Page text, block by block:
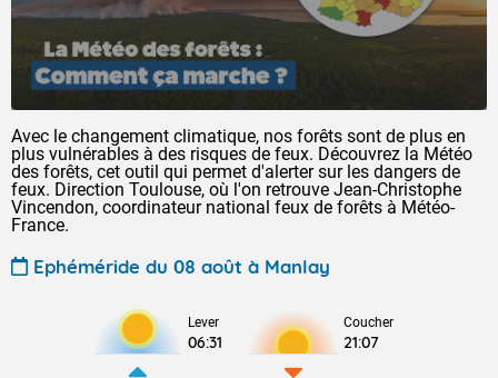
Avec le changement climatique, nos forêts sont de plus en
plus vulnérables à des risques de feux. Découvrez la Météo
des forêts, cet outil qui permet d'alerter sur les dangers de
feux. Direction Toulouse, où l'on retrouve Jean-Christophe
Vincendon, coordinateur national feux de forêts à Météo-
France.
Ephéméride du 08 août à Manlay
Lever
06:31
Coucher
21:07